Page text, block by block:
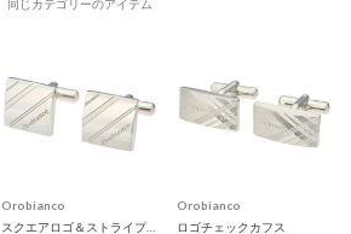
同じカテゴリーのアイテム
Orobianco
スクエアロゴ＆ストライプカフス
Orobianco
ロゴチェックカフス